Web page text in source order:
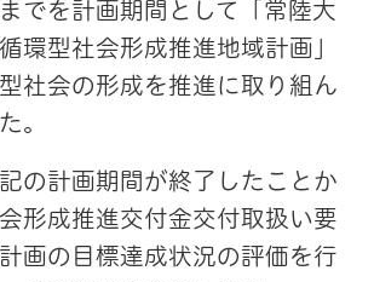
でを計画期間として「常陸大
環型社会形成推進地域計画」
社会の形成を推進に取り組ん
。
の計画期間が終了したことか
形成推進交付金交付取扱い要
画の目標達成状況の評価を行